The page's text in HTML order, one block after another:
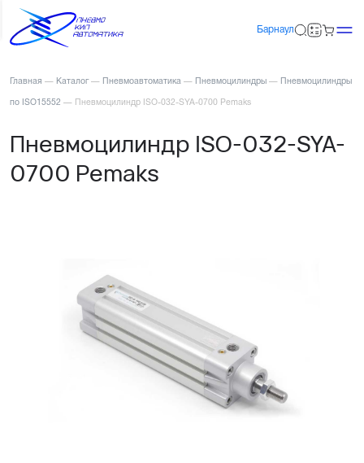
Барнаул
Главная — Каталог — Пневмоавтоматика — Пневмоцилиндры — Пневмоцилиндры
по ISO15552 — Пневмоцилиндр ISO-032-SYA-0700 Pemaks
Пневмоцилиндр ISO-032-SYA-
0700 Pemaks